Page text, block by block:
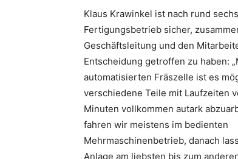
Klaus Krawinkel ist nach rund
Fertigungsbetrieb sicher,
Geschäftsleitung und den
Entscheidung getroffen zu haben:
automatisierten Fräszelle ist es
verschiedene Teile mit Laufzeiten
Minuten vollkommen autark
fahren wir meistens im bedienten
Mehrmaschinenbetrieb, danach
Anlage am liebsten bis zum